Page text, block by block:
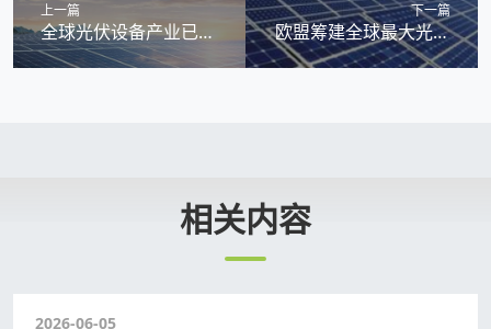
上一篇
全球光伏设备产业已回
暖？-莱科斯EL检测仪
下一篇
欧盟筹建全球最大光伏
制造厂-莱科斯组件EL
检测仪
相关内容
2026-06-05